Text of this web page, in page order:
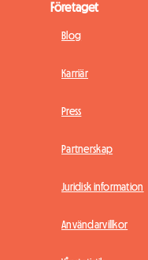
Företaget
Blog
Karriär
Press
Partnerskap
Juridisk information
Användarvillkor